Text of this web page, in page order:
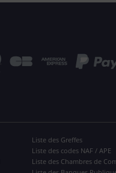
Liste des Greffes
Liste des codes NAF / APE
Liste des Chambres de